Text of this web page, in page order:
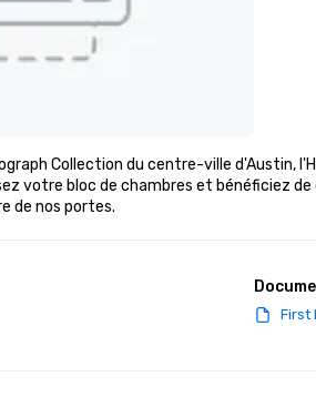
Collection du centre-ville d'Austin,
votre bloc de chambres et bénéficiez
de nos portes.
First